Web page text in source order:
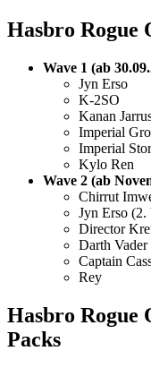
Hasbro Rogue
Wave 1 (ab
Jyn Erso
K-2SO
Kanan
Imperial
Imperial
Kylo Ren
Wave 2 (ab
Chirrut
Jyn Erso (2.
Director
Darth Vader
Captain
Rey
Hasbro Rogue
Packs